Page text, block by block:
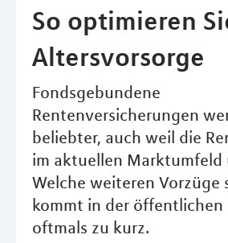
So optimieren
Altersvorsorge
Fondsgebundene
Rentenversicherungen
beliebter, auch weil die
im aktuellen Marktumfeld
Welche weiteren Vorzüge
kommt in der öffentlichen
oftmals zu kurz.